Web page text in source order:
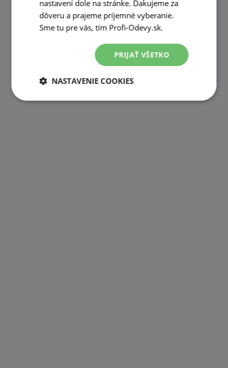
nastavení dole na stránke. Ďakujeme za
dôveru a prajeme príjemné vyberanie.
Sme tu pre vás, tím Profi-Odevy.sk.
PRIJAŤ VŠETKO
NASTAVENIE COOKIES